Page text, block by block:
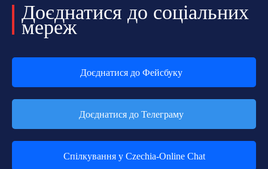
Доєднатися до соціальних
мереж
Доєднатися до Фейсбуку
Доєднатися до Телеграму
Спілкування у Czechia-Online Chat